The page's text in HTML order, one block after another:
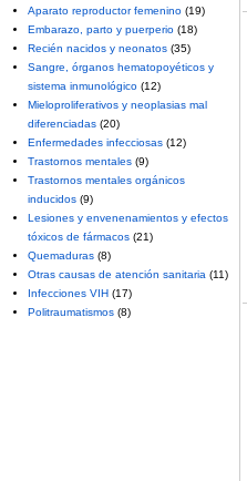
Aparato reproductor femenino (19)
Embarazo, parto y puerperio (18)
Recién nacidos y neonatos (35)
Sangre, órganos hematopoyéticos y
sistema inmunológico (12)
Mieloproliferativos y neoplasias mal
diferenciadas (20)
Enfermedades infecciosas (12)
Trastornos mentales (9)
Trastornos mentales orgánicos
inducidos (9)
Lesiones y envenenamientos y efectos
tóxicos de fármacos (21)
Quemaduras (8)
Otras causas de atención sanitaria (11)
Infecciones VIH (17)
Politraumatismos (8)